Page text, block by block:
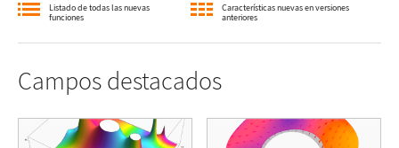
Listado de todas las nuevas
funciones
Características nuevas en versiones
anteriores
Campos destacados